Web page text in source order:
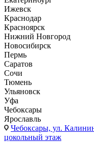
Ижевск
Краснодар
Красноярск
Нижний Новгород
Новосибирск
Пермь
Саратов
Сочи
Тюмень
Ульяновск
Уфа
Чебоксары
Ярославль
Чебоксары, ул.
цокольный этаж